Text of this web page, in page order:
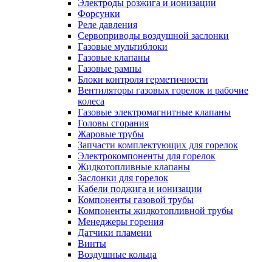
Электроды розжига и ионизации
Форсунки
Реле давления
Сервоприводы воздушной заслонки
Газовые мультиблоки
Газовые клапаны
Газовые рампы
Блоки контроля герметичности
Вентиляторы газовых горелок и рабочие
колеса
Газовые электромагнитные клапаны
Головы сгорания
Жаровые трубы
Запчасти комплектующих для горелок
Электрокомпоненты для горелок
Жидкотопливные клапаны
Заслонки для горелок
Кабели поджига и ионизации
Компоненты газовой трубы
Компоненты жидкотопливной трубы
Менеджеры горения
Датчики пламени
Винты
Воздушные кольца